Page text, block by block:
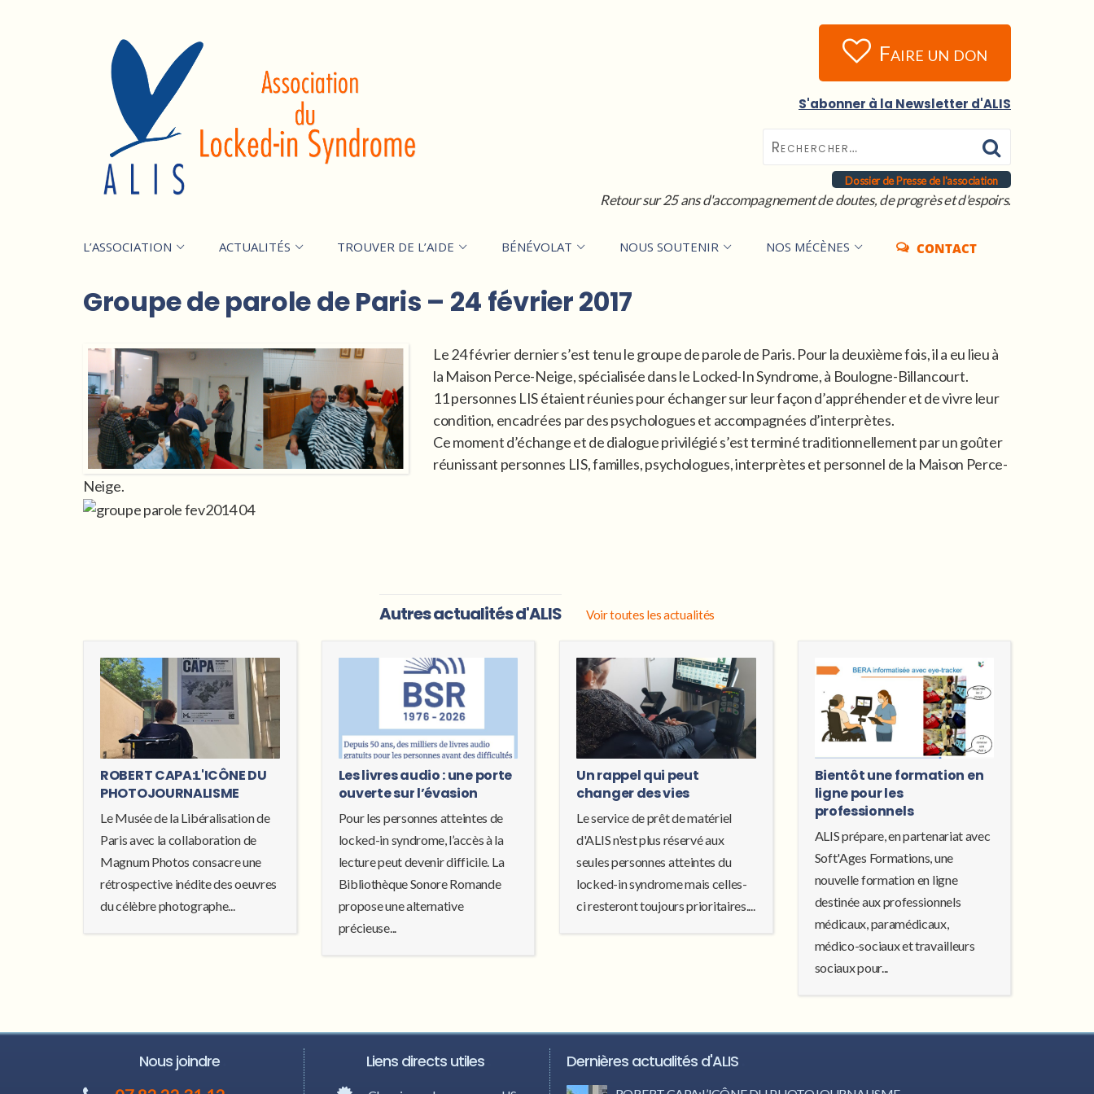
Faire un don
S'abonner à la Newsletter d'ALIS
Dossier de Presse de l'association
Retour sur 25 ans d'accompagnement de doutes, de progrès et d'espoirs.
L’ASSOCIATION ACTUALITÉS TROUVER DE L’AIDE BÉNÉVOLAT NOUS SOUTENIR NOS MÉCÈNES CONTACT
Groupe de parole de Paris – 24 février 2017
Le 24 février dernier s’est tenu le groupe de parole de Paris. Pour la deuxième fois, il a eu lieu à
la Maison Perce-Neige, spécialisée dans le Locked-In Syndrome, à Boulogne-Billancourt.
11 personnes LIS étaient réunies pour échanger sur leur façon d’appréhender et de vivre leur
condition, encadrées par des psychologues et accompagnées d’interprètes.
Ce moment d’échange et de dialogue privilégié s’est terminé traditionnellement par un goûter
réunissant personnes LIS, familles, psychologues, interprètes et personnel de la Maison Perce-
Neige.
Autres actualités d'ALIS Voir toutes les actualités
ROBERT CAPA:L'ICÔNE DU
PHOTOJOURNALISME
Le Musée de la Libéralisation de
Paris avec la collaboration de
Magnum Photos consacre une
rétrospective inédite des oeuvres
du célèbre photographe...
Les livres audio : une porte
ouverte sur l’évasion
Pour les personnes atteintes de
locked-in syndrome, l’accès à la
lecture peut devenir difficile. La
Bibliothèque Sonore Romande
propose une alternative
précieuse...
Un rappel qui peut
changer des vies
Le service de prêt de matériel
d'ALIS n'est plus réservé aux
seules personnes atteintes du
locked-in syndrome mais celles-
ci resteront toujours prioritaires....
Bientôt une formation en
ligne pour les
professionnels
ALIS prépare, en partenariat avec
Soft'Ages Formations, une
nouvelle formation en ligne
destinée aux professionnels
médicaux, paramédicaux,
médico-sociaux et travailleurs
sociaux pour...
Nous joindre Liens directs utiles Dernières actualités d'ALIS